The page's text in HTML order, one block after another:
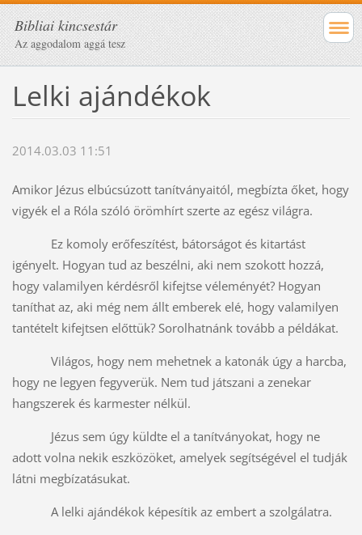
Bibliai kincsestár
Az aggodalom aggá tesz
Lelki ajándékok
2014.03.03 11:51
Amikor Jézus elbúcsúzott tanítványaitól, megbízta őket, hogy
vigyék el a Róla szóló örömhírt szerte az egész világra.
Ez komoly erőfeszítést, bátorságot és kitartást
igényelt. Hogyan tud az beszélni, aki nem szokott hozzá,
hogy valamilyen kérdésről kifejtse véleményét? Hogyan
taníthat az, aki még nem állt emberek elé, hogy valamilyen
tantételt kifejtsen előttük? Sorolhatnánk tovább a példákat.
Világos, hogy nem mehetnek a katonák úgy a harcba,
hogy ne legyen fegyverük. Nem tud játszani a zenekar
hangszerek és karmester nélkül.
Jézus sem úgy küldte el a tanítványokat, hogy ne
adott volna nekik eszközöket, amelyek segítségével el tudják
látni megbízatásukat.
A lelki ajándékok képesítik az embert a szolgálatra.